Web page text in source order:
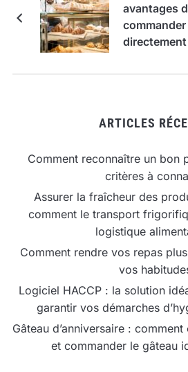
avantages
commander
directement
ARTICLES
Comment reconnaître un bon
critères à
Assurer la fraîcheur des
comment le transport
logistique
Comment rendre vos repas
vos
Logiciel HACCP : la solution
garantir vos démarches
Gâteau d’anniversaire :
et commander le gâteau